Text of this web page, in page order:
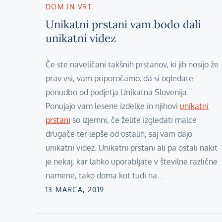
DOM IN VRT
Unikatni prstani vam bodo dali
unikatni videz
Če ste naveličani takšnih prstanov, ki jih nosijo že
prav vsi, vam priporočamo, da si ogledate
ponudbo od podjetja Unikatna Slovenija.
Ponujajo vam lesene izdelke in njihovi unikatni
prstani so izjemni, če želite izgledati malce
drugače ter lepše od ostalih, saj vam dajo
unikatni videz. Unikatni prstani ali pa ostali nakit
je nekaj, kar lahko uporabljate v številne različne
namene, tako doma kot tudi na…
Posted
13 MARCA, 2019